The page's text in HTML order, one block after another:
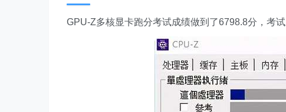
GPU-Z多核显卡跑分考试成绩做到了6798.8分，考试